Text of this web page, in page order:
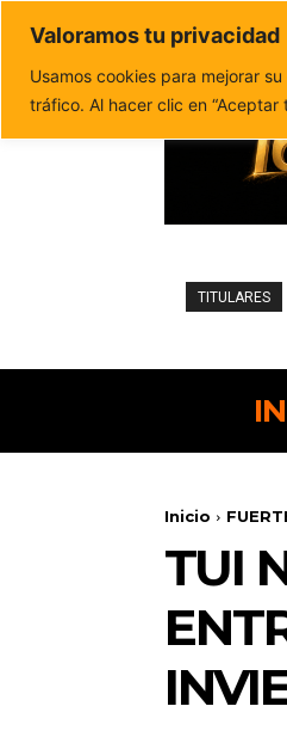
Valoramos tu privacidad
Usamos cookies para mejorar
tráfico. Al hacer clic en
Política de
TITULARES
Inicio
TUI